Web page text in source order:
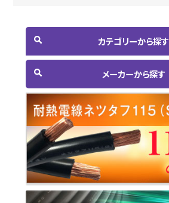
カテゴリーから探す
メーカーから探す